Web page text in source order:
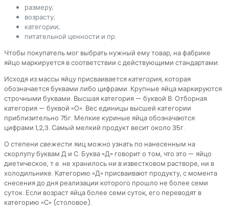
размеру;
возрасту;
категории;
питательной ценности и пр.
Чтобы покупатель мог выбрать нужный ему товар, на фабрике
яйцо маркируется в соответствии с действующими стандартами.
Исходя из массы яйцу присваиваетсякатегория, которая
обозначается буквами либо цифрами. Крупные яйца маркируются
строчными буквами. Высшая категория — буквой В. Отборная
категория — буквой «О». Вес единицы высшей категории
приблизительно 75г. Мелкие куриные яйца обозначаются
цифрами 1,2,3. Самый мелкий продукт весит около 35г.
О степени свежести яиц можно узнать по нанесенным на
скорлупу буквам Д и С. Буква «Д» говорит о том, что это — яйцо
диетическое, т.е. не хранилось ни в известковом растворе, ни в
холодильнике. Категорию «Д» присваивают продукту, с момента
снесения до дня реализации которого прошло не более семи
суток. Если возраст яйца более семи суток, его переводят в
категорию «С» (столовое).